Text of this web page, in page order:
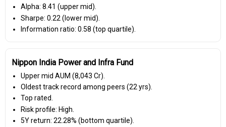
Alpha: 8.41 (upper mid).
Sharpe: 0.22 (lower mid).
Information ratio: 0.58 (top quartile).
Nippon India Power and Infra Fund
Upper mid AUM (₹8,043 Cr).
Oldest track record among peers (22 yrs).
Top rated.
Risk profile: High.
5Y return: 22.28% (bottom quartile).